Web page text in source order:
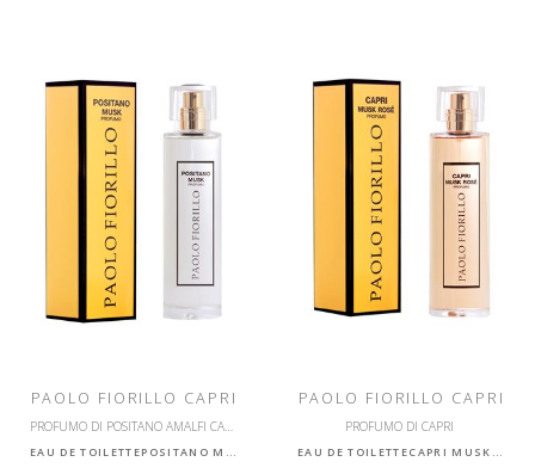
PAOLO FIORILLO CAPRI
PROFUMO DI POSITANO AMALFI CAPRI SORRENTO
EAU DE TOILETTEPOSITANO MUSK
PAOLO FIORILLO CAPRI
PROFUMO DI CAPRI
EAU DE TOILETTECAPRI MUSK ROSE